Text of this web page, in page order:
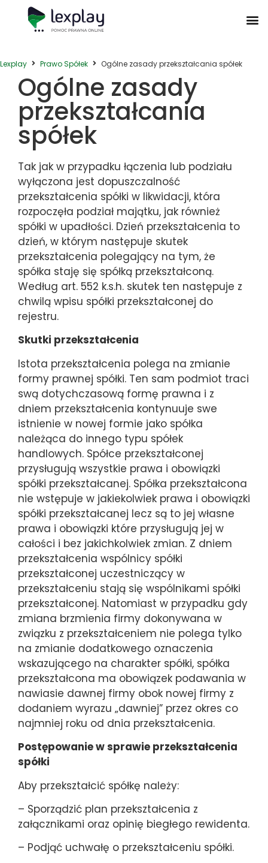
Lexplay Prawo Spółek Ogólne zasady przekształcania spółek
Ogólne zasady
przekształcania
spółek
Tak jak w przypadku łączenia lub podziału
wyłączona jest dopuszczalność
przekształcenia spółki w likwidacji, która
rozpoczęła podział majątku, jak również
spółki w upadłości. Dzień przekształcenia to
dzień, w którym następuje skutek
przekształcenia polegający na tym, że
spółka staję się spółką przekształconą.
Według art. 552 k.s.h. skutek ten następuje z
chwilą wpisu spółki przekształconej do
rejestru.
Skutki przekształcenia
Istota przekształcenia polega na zmianie
formy prawnej spółki. Ten sam podmiot traci
swą dotychczasową formę prawna i z
dniem przekształcenia kontynuuje swe
istnienie w nowej formie jako spółka
należąca do innego typu spółek
handlowych. Spółce przekształconej
przysługują wszystkie prawa i obowiązki
spółki przekształcanej. Spółka przekształcona
nie wstępuje w jakiekolwiek prawa i obowiązki
spółki przekształcanej lecz są to jej własne
prawa i obowiązki które przysługują jej w
całości i bez jakichkolwiek zmian. Z dniem
przekształcenia wspólnicy spółki
przekształconej uczestniczący w
przekształceniu stają się wspólnikami spółki
przekształconej. Natomiast w przypadku gdy
zmiana brzmienia firmy dokonywana w
związku z przekształceniem nie polega tylko
na zmianie dodatkowego oznaczenia
wskazującego na charakter spółki, spółka
przekształcona ma obowiązek podawania w
nawiasie dawnej firmy obok nowej firmy z
dodaniem wyrazu „dawniej” przez okres co
najmniej roku od dnia przekształcenia.
Postępowanie w sprawie przekształcenia
spółki
Aby przekształcić spółkę należy:
– Sporządzić plan przekształcenia z
załącznikami oraz opinię biegłego rewidenta.
– Podjąć uchwałę o przekształceniu spółki.